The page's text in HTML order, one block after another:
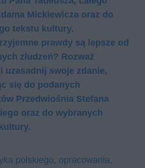
Mickiewicza oraz do
tekstu kultury.
prawdy są lepsze od
złudzeń? Rozważ
uzasadnij swoje zdanie,
się do podanych
Przedwiośnia Stefana
oraz do wybranych
polskiego, opracowania,